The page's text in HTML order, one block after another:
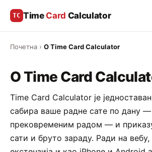
TC Time Card Calculator
Почетна › О Time Card Calculator
О Time Card
Time Card Calculator је
сабира ваше радне сате по дану
прековременим радом — и
сати и бруто зараду. Ради на